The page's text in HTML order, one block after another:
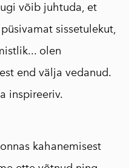
võib juhtuda, et
sissetulekut,
olen
end välja vedanud.
inspireeriv.
kahanemisest